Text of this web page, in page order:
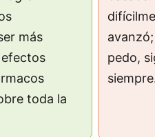
más
toda la
pedo,